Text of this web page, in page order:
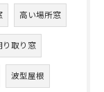
高い場所窓
り取り窓
波型屋根